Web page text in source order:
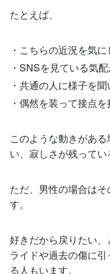
たとえば、
・こちらの近況を気
・SNSを見ている気
・共通の人に様子を
・偶然を装って接点
このような動きがあ
い、寂しさが残ってい
ただ、男性の場合は
す。
好きだから戻りたい
ライドや過去の傷に
る人もいます。